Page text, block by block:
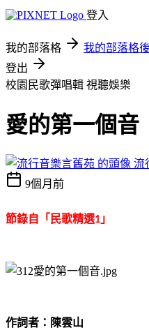
登入
我的部落格 我的部落格
登出
校園民歌彈唱輯 視聽娛樂
愛的第一個音
流
9個月前
節錄自「 民歌精選1 」
作詞者：陳雲山